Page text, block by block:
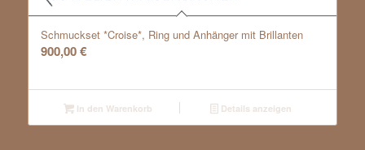
Schmuckset *Croise*, Ring und Anhänger mit Brillanten
900,00€
In den Warenkorb Details anzeigen